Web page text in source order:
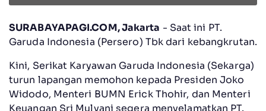
SURABAYAPAGI.COM, Jakarta - Saat ini PT.
Garuda Indonesia (Persero) Tbk dari kebangkrutan.
Kini, Serikat Karyawan Garuda Indonesia (Sekarga)
turun lapangan memohon kepada Presiden Joko
Widodo, Menteri BUMN Erick Thohir, dan Menteri
Keuangan Sri Mulyani segera menyelamatkan PT.